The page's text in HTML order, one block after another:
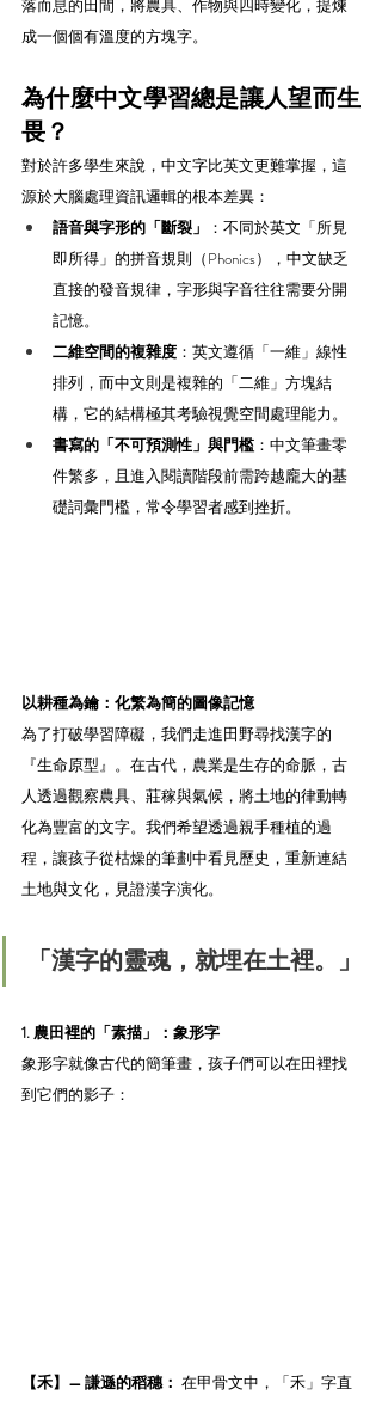
落而息的田間，將農具、作物與四時變化，提煉
成一個個有溫度的方塊字。
為什麼中文學習總是讓人望而生
畏？
對於許多學生來說，中文字比英文更難掌握，這
源於大腦處理資訊邏輯的根本差異：
語音與字形的「斷裂」
：不同於英文「所見
即所得」的拼音規則（Phonics），中文缺乏
直接的發音規律，字形與字音往往需要分開
記憶。
二維空間的複雜度 ：英文遵循「一維」線性
排列，而中文則是複雜的「二維」方塊結
構，它的結構極其考驗視覺空間處理能力。
書寫的「不可預測性」與門檻 ：中文筆畫零
件繁多，且進入閱讀階段前需跨越龐大的基
礎詞彙門檻，常令學習者感到挫折。
以耕種為鑰：化繁為簡的圖像記憶
為了打破學習障礙，我們走進田野尋找漢字的
『生命原型』。在古代，農業是生存的命脈，古
人透過觀察農具、莊稼與氣候，將土地的律動轉
化為豐富的文字。我們希望透過親手種植的過
程，讓孩子從枯燥的筆劃中看見歷史，重新連結
土地與文化，見證漢字演化。
「漢字的靈魂，就埋在土裡。」
1. 農田裡的「素描」：象形字
象形字就像古代的簡筆畫，孩子們可以在田裡找
到它們的影子：
【禾】— 謙遜的稻穗： 在甲骨文中，「禾」字直